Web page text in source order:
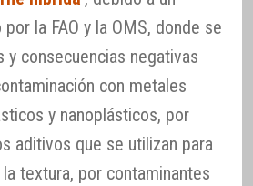
la FAO y la OMS, donde se
y consecuencias negativas
con metales
y nanoplásticos, por
aditivos que se utilizan para
textura, por contaminantes